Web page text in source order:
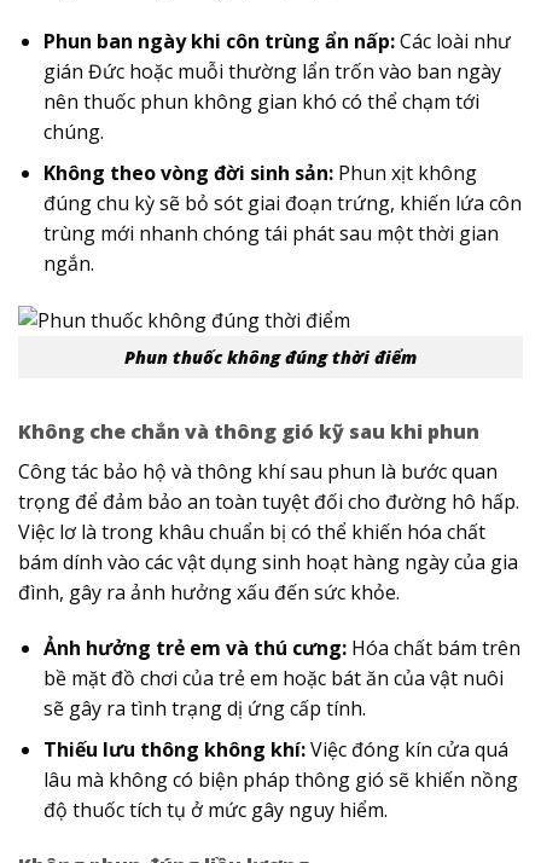
Phun ban ngày khi côn trùng ẩn nấp:Các loài như
gián Đức hoặc muỗi thường lẩn trốn vào ban ngày
nên thuốc phun không gian khó có thể chạm tới
chúng.
Không theo vòng đời sinh sản:Phun xịt không
đúng chu kỳ sẽ bỏ sót giai đoạn trứng, khiến lứa côn
trùng mới nhanh chóng tái phát sau một thời gian
ngắn.
Phun thuốc không đúng thời điểm
Không che chắn và thông gió kỹ sau khi phun
Công tác bảo hộ và thông khí sau phun là bước quan
trọng để đảm bảo an toàn tuyệt đối cho đường hô hấp.
Việc lơ là trong khâu chuẩn bị có thể khiến hóa chất
bám dính vào các vật dụng sinh hoạt hàng ngày của gia
đình, gây ra ảnh hưởng xấu đến sức khỏe.
Ảnh hưởng trẻ em và thú cưng:Hóa chất bám trên
bề mặt đồ chơi của trẻ em hoặc bát ăn của vật nuôi
sẽ gây ra tình trạng dị ứng cấp tính.
Thiếu lưu thông không khí:Việc đóng kín cửa quá
lâu mà không có biện pháp thông gió sẽ khiến nồng
độ thuốc tích tụ ở mức gây nguy hiểm.